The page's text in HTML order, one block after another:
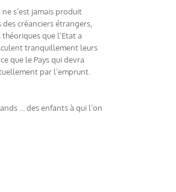
s’est jamais produit
créanciers étrangers,
que l’Etat a
tranquillement leurs
que le Pays qui devra
par l’emprunt.
… des enfants à qui l’on